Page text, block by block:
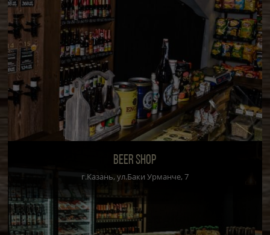
BEER SHOP
г.Казань, ул.Баки Урманче, 7